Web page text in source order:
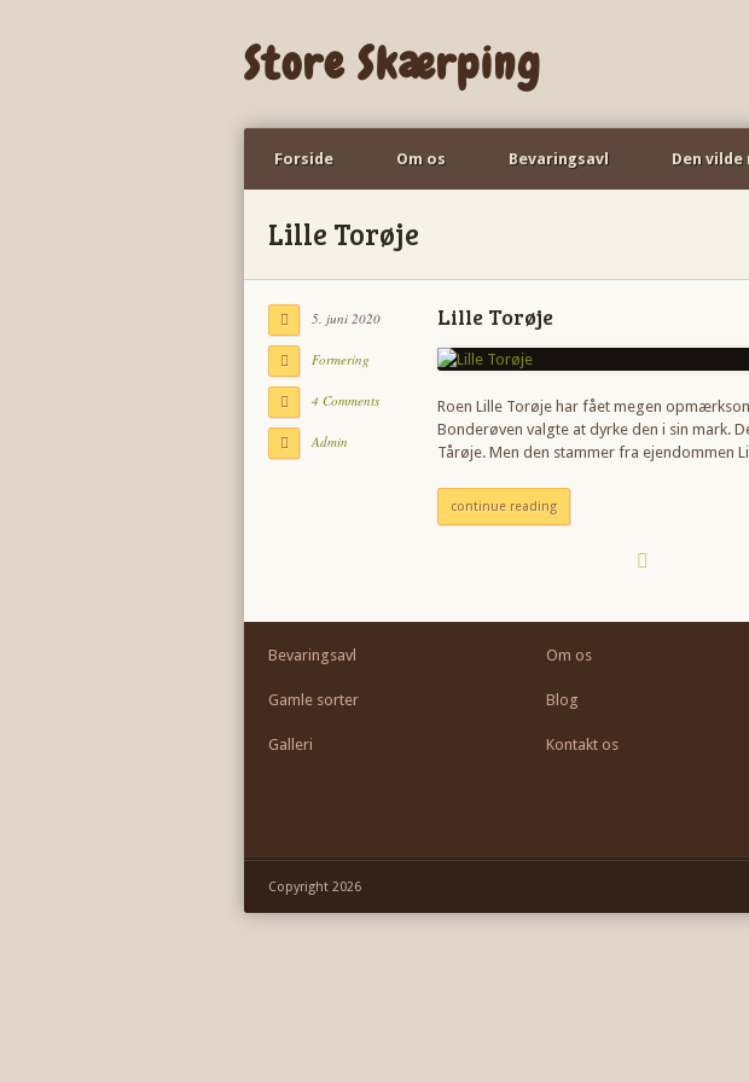
Store Skærping
Forside Om os Bevaringsavl Den
Lille Torøje
5. juni 2020
Formering
4 Comments
Admin
Lille Torøje
Roen Lille Torøje har fået megen
Bonderøven valgte at dyrke den i sin mark.
Tårøje. Men den stammer fra ejendommen
continue reading
Bevaringsavl
Gamle sorter
Galleri
Om os
Blog
Kontakt os
Copyright 2026